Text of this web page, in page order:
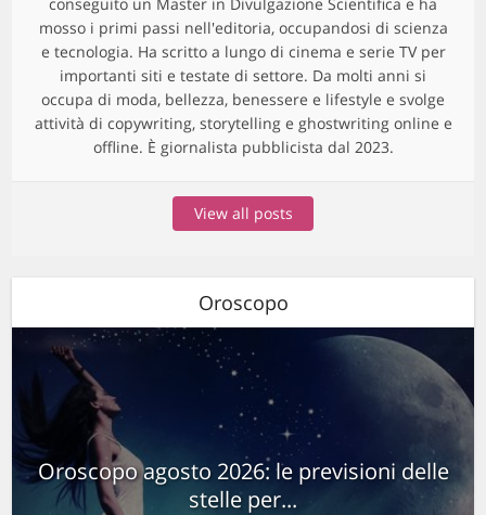
conseguito un Master in Divulgazione Scientifica e ha
mosso i primi passi nell'editoria, occupandosi di scienza
e tecnologia. Ha scritto a lungo di cinema e serie TV per
importanti siti e testate di settore. Da molti anni si
occupa di moda, bellezza, benessere e lifestyle e svolge
attività di copywriting, storytelling e ghostwriting online e
offline. È giornalista pubblicista dal 2023.
View all posts
Oroscopo
Oroscopo agosto 2026: le previsioni delle
stelle per...